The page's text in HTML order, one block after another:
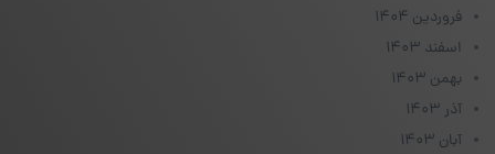
فروردین ۱۴۰۴
اسفند ۱۴۰۳
بهمن ۱۴۰۳
آذر ۱۴۰۳
آبان ۱۴۰۳